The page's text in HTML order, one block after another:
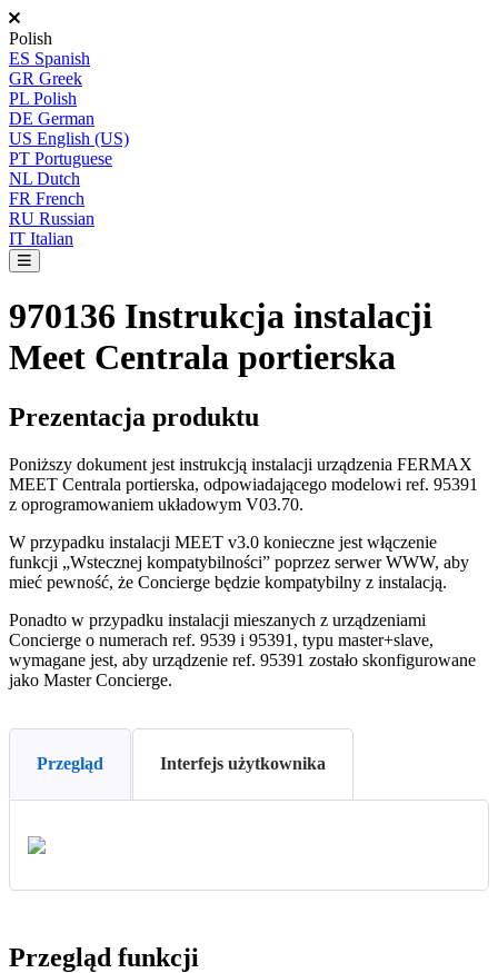
Polish
ES Spanish
GR Greek
PL Polish
DE German
US English (US)
PT Portuguese
NL Dutch
FR French
RU Russian
IT Italian
970136 Instrukcja instalacji
Meet Centrala portierska
Prezentacja produktu
Poniższy dokument jest instrukcją instalacji urządzenia FERMAX
MEET Centrala portierska, odpowiadającego modelowi ref. 95391
z oprogramowaniem układowym V03.70.
W przypadku instalacji MEET v3.0 konieczne jest włączenie
funkcji „Wstecznej kompatybilności” poprzez serwer WWW, aby
mieć pewność, że Concierge będzie kompatybilny z instalacją.
Ponadto w przypadku instalacji mieszanych z urządzeniami
Concierge o numerach ref. 9539 i 95391 , typu master+slave,
wymagane jest, aby urządzenie ref. 95391 zostało skonfigurowane
jako Master Concierge.
Przegląd Interfejs użytkownika
Przegląd funkcji